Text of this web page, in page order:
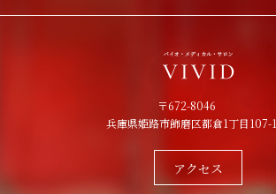
〒672-8046
兵庫県姫路市飾磨区都倉1丁目107-1
アクセス